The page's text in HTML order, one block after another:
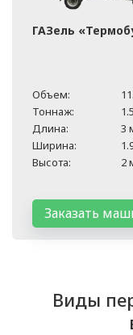
ГАЗель
Объем:
Тоннаж:
Длина:
3
Ширина:
Высота:
2
Заказать
Виды